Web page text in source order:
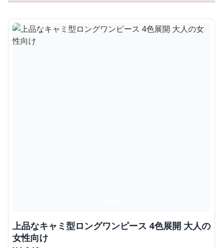
上品なキャミ型ロングワンピース 4色展開 大人の
女性向け